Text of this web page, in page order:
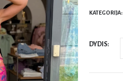
KATEGORIJA:
DYDIS